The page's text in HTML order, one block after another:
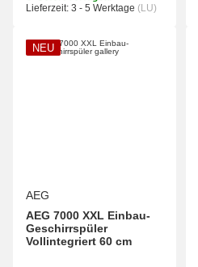
Lieferzeit: 3 - 5 Werktage (LU)
NEU
AEG
AEG 7000 XXL Einbau-
Geschirrspüler
Vollintegriert 60 cm